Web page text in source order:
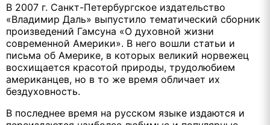
В 2007 г. Санкт-Петербургское издательство
«Владимир Даль» выпустило тематический сборник
произведений Гамсуна «О духовной жизни
современной Америки». В него вошли статьи и
письма об Америке, в которых великий норвежец
восхищается красотой природы, трудолюбием
американцев, но в то же время обличает их
бездуховность.
В последнее время на русском языке издаются и